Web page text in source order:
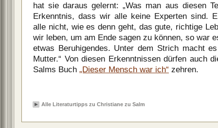
hat sie daraus gelernt: „Was man aus diesen
Erkenntnis, dass wir alle keine Experten sind.
alle nicht, wie es denn geht, das gute, richtige
wir leben, um am Ende sagen zu können, so war
etwas Beruhigendes. Unter dem Strich macht
Mutter.“ Von diesen Erkenntnissen dürfen auch
Salms Buch „Dieser Mensch war ich“ zehren.
Alle Literaturtipps zu Christiane zu Salm